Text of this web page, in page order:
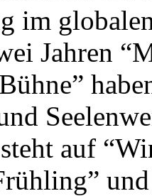
im
Jahren
auf